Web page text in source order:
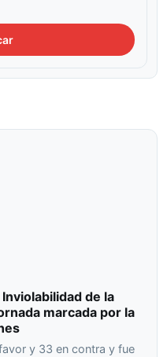
de la
marcada por la
y 33 en contra y fue